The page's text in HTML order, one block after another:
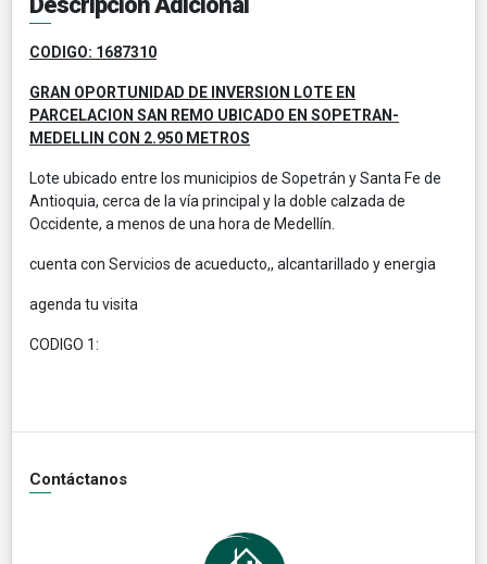
CODIGO: 1687310
GRAN OPORTUNIDAD DE INVERSION LOTE EN
PARCELACION SAN REMO UBICADO EN SOPETRAN-
MEDELLIN CON 2.950 METROS
Lote ubicado entre los municipios de Sopetrán y Santa Fe de
Antioquia, cerca de la vía principal y la doble calzada de
Occidente, a menos de una hora de Medellín.
cuenta con Servicios de acueducto,, alcantarillado y energia
agenda tu visita
CODIGO 1:
Contáctanos